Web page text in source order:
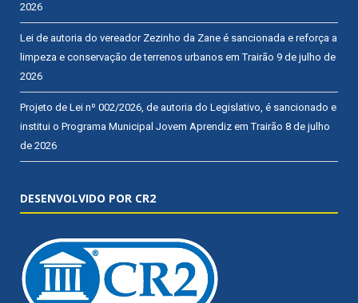
2026
Lei de autoria do vereador Zezinho da Zane é sancionada e reforça a
limpeza e conservação de terrenos urbanos em Trairão 9 de julho de
2026
Projeto de Lei nº 002/2026, de autoria do Legislativo, é sancionado e
institui o Programa Municipal Jovem Aprendiz em Trairão 8 de julho
de 2026
DESENVOLVIDO POR CR2